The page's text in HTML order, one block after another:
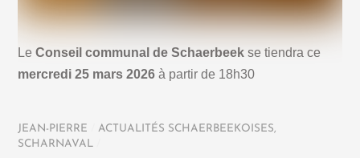
LeConseil communal de Schaerbeek se tiendra ce
mercredi 25 mars 2026 à partir de 18h30
JEAN-PIERRE ACTUALITÉS SCHAERBEEKOISES,
SCHARNAVAL